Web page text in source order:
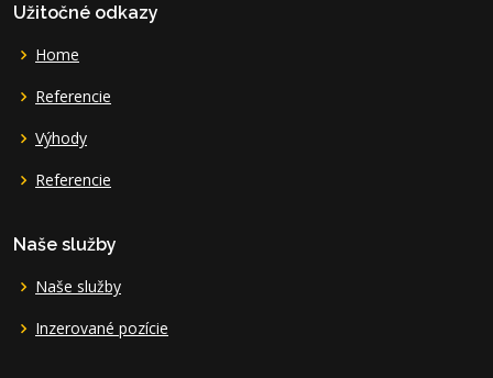
Užitočné odkazy
Home
Referencie
Výhody
Referencie
Naše služby
Naše služby
Inzerované pozície